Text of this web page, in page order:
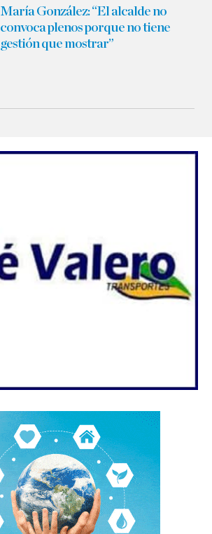
María González:“El alcalde no
convoca plenos porque no tiene
gestión que mostrar”